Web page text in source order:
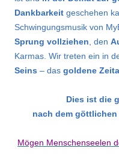
Dankbarkeit geschehen
Schwingungsmusik von
Sprung vollziehen , den
Karmas. Wir treten ein in
Seins – das goldene
Dies ist die
nach dem
Mögen Menschenseelen